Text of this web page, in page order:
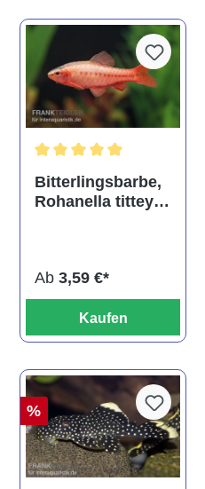
von 5 von 5 Sternen
Bitterlingsbarbe,
Rohanella titteya,
Ab 3,59 €*
Kaufen
%